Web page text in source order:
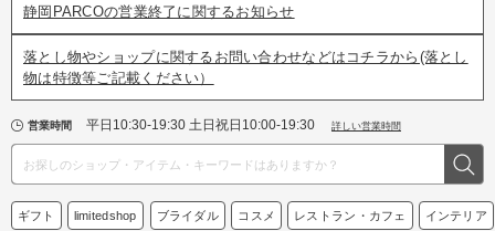
静岡PARCOの営業終了に関するお知らせ
落とし物やショップに関するお問い合わせなどはコチラから(落とし
物は特徴等ご記載ください）
営業時間 平日10:30-19:30 土日祝日10:00-19:30 詳しい営業時間
ギフト limitedshop ブライダル コスメ レストラン・カフェ インテリア